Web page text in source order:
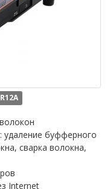
удаление буфферного
сварка волокна,
Internet